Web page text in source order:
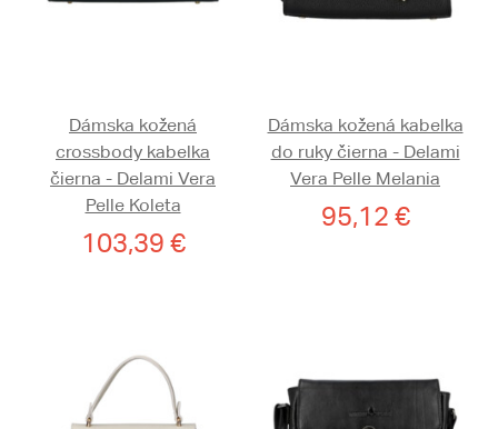
Dámska kožená
crossbody kabelka
čierna - Delami Vera
Pelle Koleta
103,39 €
Dámska kožená kabelka
do ruky čierna - Delami
Vera Pelle Melania
95,12 €